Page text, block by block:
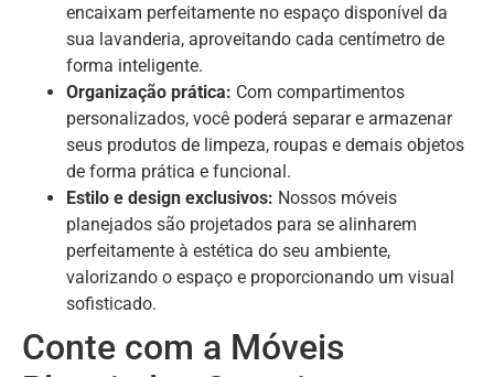
encaixam perfeitamente no espaço disponível da
sua lavanderia, aproveitando cada centímetro de
forma inteligente.
Organização prática: Com compartimentos
personalizados, você poderá separar e armazenar
seus produtos de limpeza, roupas e demais objetos
de forma prática e funcional.
Estilo e design exclusivos: Nossos móveis
planejados são projetados para se alinharem
perfeitamente à estética do seu ambiente,
valorizando o espaço e proporcionando um visual
sofisticado.
Conte com a Móveis